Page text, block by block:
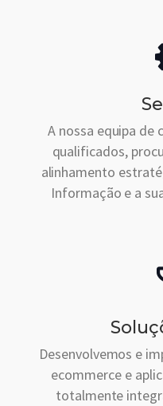
A nossa equipa
qualificados,
alinhamento
Informação e a
Desenvolvemos e
ecommerce e
totalmente